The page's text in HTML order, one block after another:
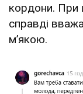
кордони. При
справді
м’якою.